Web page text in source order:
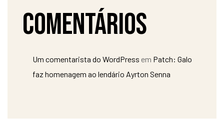
Comentários
Um comentarista do WordPress em Patch: Galo
faz homenagem ao lendário Ayrton Senna